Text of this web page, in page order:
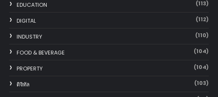
EDUCATION (113)
DIGITAL (112)
INDUSTRY (110)
FOOD & BEVERAGE (104)
PROPERTY (104)
ดิจิทัล (103)